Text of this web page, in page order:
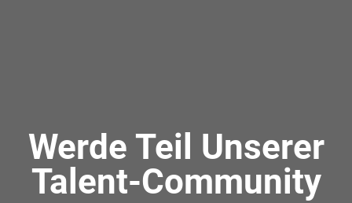
Werde Teil Unserer
Talent-Community